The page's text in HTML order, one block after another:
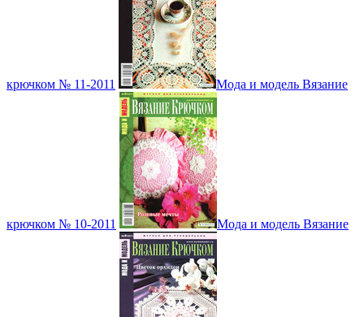
крючком № 11-2011 Мода и модель Вязание
крючком № 10-2011 Мода и модель Вязание